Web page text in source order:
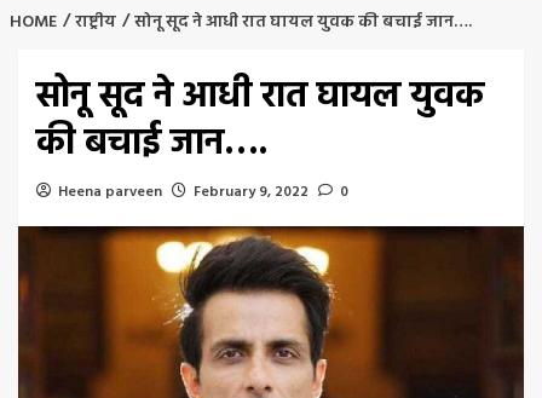
HOME राष्ट्रीय सोनू सूद ने आधी रात घायल युवक की बचाई जान….
सोनू सूद ने आधी रात घायल युवक
की बचाई जान….
Heena parveen February 9, 2022 0